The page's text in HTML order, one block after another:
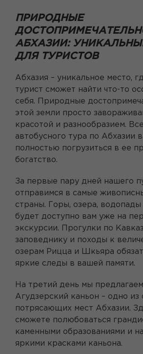
ПРИРОДНЫЕ
АБХАЗИИ:
ДЛЯ ТУРИСТОВ
Абхазия – уникальное место,
турист сможет найти что-то
себя. Природные
этой земли просто
красотой и разнообразием.
автобусного тура по Абхазии
полностью погрузиться в ее
богатство.
За первые пару дней нашего
отправимся в самые
страны. Горы, озера, водопады
будет доступно вам уже на
экскурсии. Прогулки по
заповеднику и походы к
озерам Рицца и Шкьяра
яркие следы в вашей памяти.
На третий день мы
Агудзерский каньон – одно из
потрясающих мест Абхазии.
сможете полюбоваться
каменными образованиями и
яркими красками каньона.